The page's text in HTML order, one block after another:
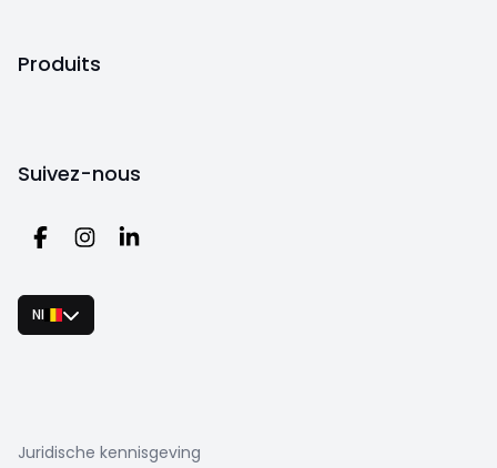
Produits
Suivez-nous
Nl
Juridische kennisgeving